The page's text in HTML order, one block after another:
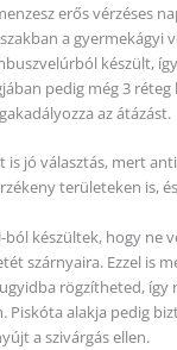
erős vérzéses
a gyermekágyi
készült,
pedig még 3 réteg
az átázást.
is jó választás, mert
területeken is,
ból készültek, hogy ne
szárnyaira. Ezzel is
rögzítheted, így
Piskóta alakja pedig
a szivárgás ellen.